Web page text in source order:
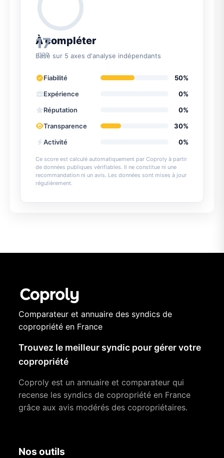
17
/100
À compléter
Basé sur 5 axes d'analyse indépendants
Fiabilité
50%
Expérience
0%
Réputation
0%
Transparence
30%
Activité
0%
Ce score est calculé automatiquement par Coproly à partir
de données publiques vérifiables. Il ne constitue ni une
recommandation ni un avis. Les données sont mises à jour
régulièrement.
Comparateur et annuaire des syndics de
copropriété en France
Trouvez le meilleur syndic pour gérer votre
copropriété
Coproly est un annuaire et comparateur qui
recense les syndics de copropriété en France
grâce aux avis modérés des copropriétaires.
Nos outils